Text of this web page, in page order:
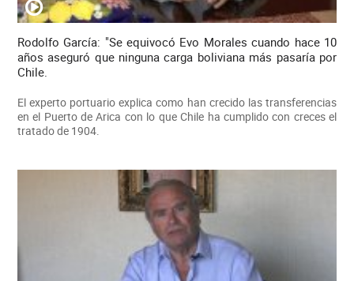
Rodolfo García: "Se equivocó Evo Morales cuando hace 10
años aseguró que ninguna carga boliviana más pasaría por
Chile.
El experto portuario explica como han crecido las transferencias
en el Puerto de Arica con lo que Chile ha cumplido con creces el
tratado de 1904.